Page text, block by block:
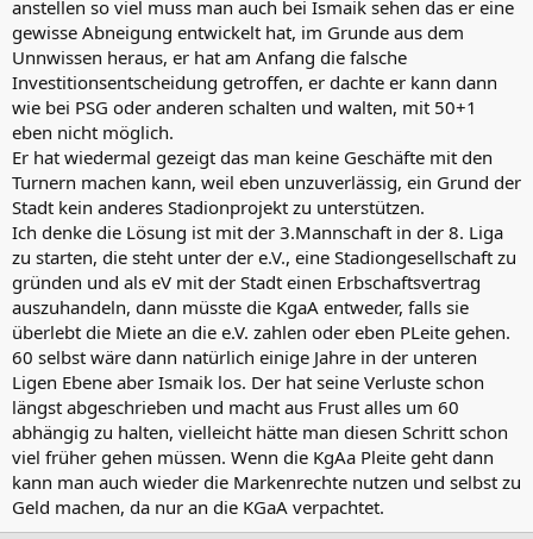
anstellen so viel muss man auch bei Ismaik sehen das er eine
gewisse Abneigung entwickelt hat, im Grunde aus dem
Unnwissen heraus, er hat am Anfang die falsche
Investitionsentscheidung getroffen, er dachte er kann dann
wie bei PSG oder anderen schalten und walten, mit 50+1
eben nicht möglich.
Er hat wiedermal gezeigt das man keine Geschäfte mit den
Turnern machen kann, weil eben unzuverlässig, ein Grund der
Stadt kein anderes Stadionprojekt zu unterstützen.
Ich denke die Lösung ist mit der 3.Mannschaft in der 8. Liga
zu starten, die steht unter der e.V., eine Stadiongesellschaft zu
gründen und als eV mit der Stadt einen Erbschaftsvertrag
auszuhandeln, dann müsste die KgaA entweder, falls sie
überlebt die Miete an die e.V. zahlen oder eben PLeite gehen.
60 selbst wäre dann natürlich einige Jahre in der unteren
Ligen Ebene aber Ismaik los. Der hat seine Verluste schon
längst abgeschrieben und macht aus Frust alles um 60
abhängig zu halten, vielleicht hätte man diesen Schritt schon
viel früher gehen müssen. Wenn die KgAa Pleite geht dann
kann man auch wieder die Markenrechte nutzen und selbst zu
Geld machen, da nur an die KGaA verpachtet.